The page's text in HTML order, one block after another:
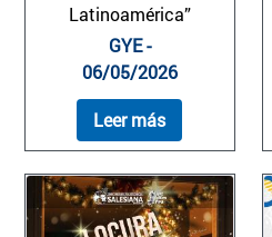
Latinoamérica”
GYE -
06/05/2026
Leer más